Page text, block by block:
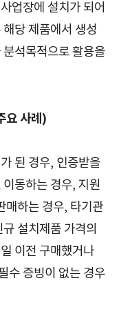
업장에 설치가 되어
당 제품에서 생성
석목적으로 활용을
요 사례)
된 경우, 인증받을
동하는 경우, 지원
매하는 경우, 타기관
설치제품 가격의
이전 구매했거나
수 증빙이 없는 경우